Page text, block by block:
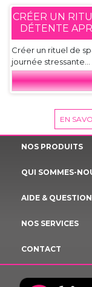
CRÉER UN
DÉTENTE
Créer un rituel de
journée stressante...
EN
NOS PRODUITS
QUI SOMMES-
AIDE &
NOS SERVICES
CONTACT